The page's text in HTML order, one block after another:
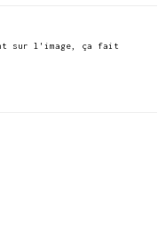
sur l'image, ça fait